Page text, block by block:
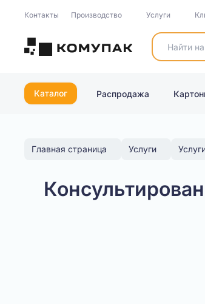
Контакты Производство Услуги
Каталог Распродажа
Главная страница Услуги